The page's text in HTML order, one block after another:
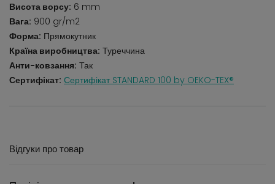
Висота ворсу: 6 mm
Вага: 900 gr/m2
Форма: Прямокутник
Країна виробництва: Туреччина
Анти-ковзання: Так
Сертифікат: Сертифікат STANDARD 100 by OEKO-TEX®
Відгуки про товар